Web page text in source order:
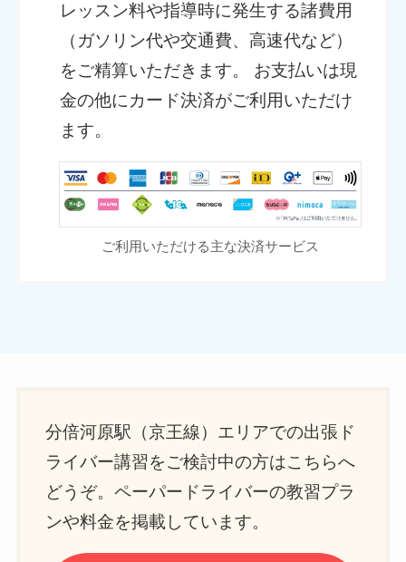
レッスン料や指導時に発生する諸費用
（ガソリン代や交通費、高速代など）
をご精算いただきます。 お支払いは現
金の他にカード決済がご利用いただけ
ます。
ご利用いただける主な決済サービス
分倍河原駅（京王線）エリアでの出張ド
ライバー講習をご検討中の方はこちらへ
どうぞ。ペーパードライバーの教習プラ
ンや料金を掲載しています。